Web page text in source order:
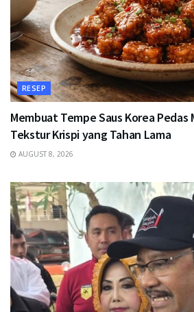
RESEP
Membuat Tempe Saus Korea Pedas
Tekstur Krispi yang Tahan Lama
AUGUST 8, 2026